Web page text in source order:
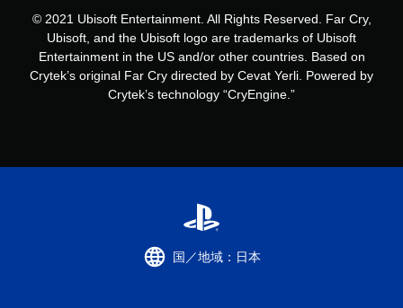
© 2021 Ubisoft Entertainment. All Rights Reserved. Far Cry,
Ubisoft, and the Ubisoft logo are trademarks of Ubisoft
Entertainment in the US and/or other countries. Based on
Crytek’s original Far Cry directed by Cevat Yerli. Powered by
Crytek’s technology “CryEngine.”
国／地域：日本